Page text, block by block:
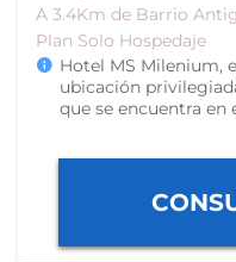
A 3.4Km de Barrio
Plan Solo Hospedaje
Hotel MS Milenium,
ubicación
que se encuentra en